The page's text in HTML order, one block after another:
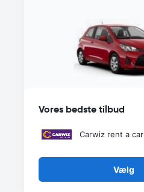
Vores bedste tilbud
Carwiz rent a car
Vælg